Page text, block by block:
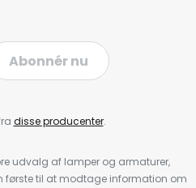
Abonnér nu
disse producenter.
udvalg af lamper og armaturer,
første til at modtage information om